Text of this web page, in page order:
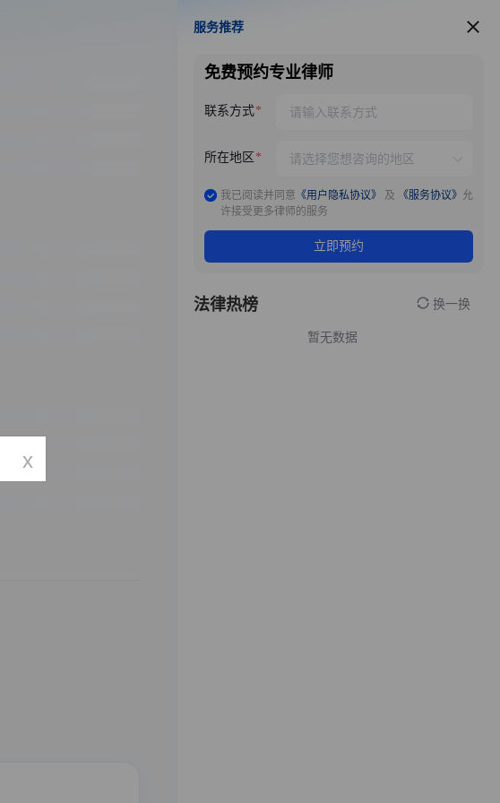
服务推荐
服务推荐
免费预约专业律师
联系方式
所在地区
我已阅读并同意 《用户隐私协议》 及 《服务协议》 允
许接受更多律师的服务
立即预约
法律热榜 换一换
暂无数据
x